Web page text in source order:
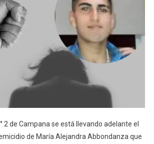
2 de Campana se está llevando adelante el
de María Alejandra Abbondanza que